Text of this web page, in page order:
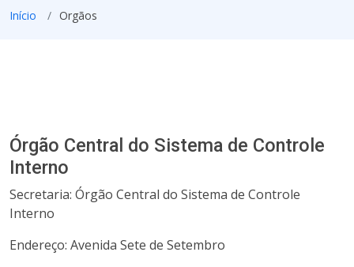
Início Orgãos
Órgão Central do Sistema de Controle
Interno
Secretaria: Órgão Central do Sistema de Controle
Interno
Endereço: Avenida Sete de Setembro